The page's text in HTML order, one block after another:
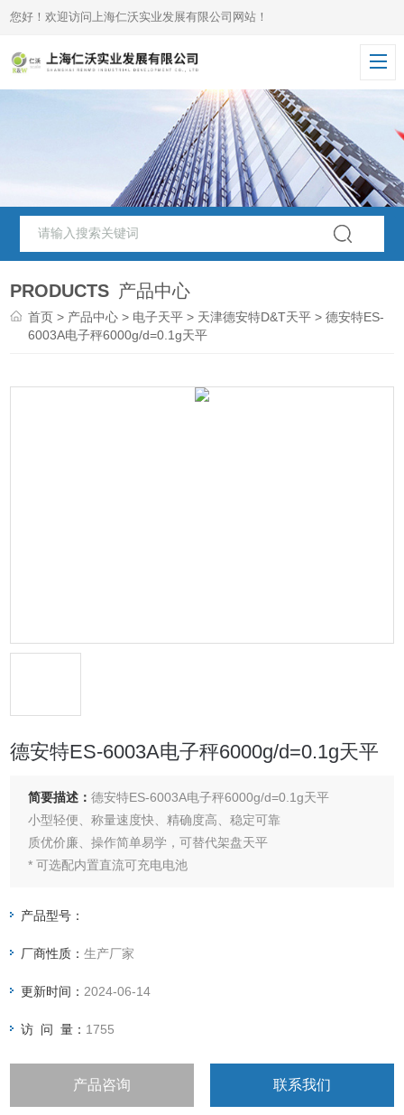
您好！欢迎访问上海仁沃实业发展有限公司网站！
PRODUCTS 产品中心
首页 > 产品中心 > 电子天平 > 天津德安特D&T天平 > 德安特ES-
6003A电子秤6000g/d=0.1g天平
德安特ES-6003A电子秤6000g/d=0.1g天平
简要描述：德安特ES-6003A电子秤6000g/d=0.1g天平
小型轻便、称量速度快、精确度高、稳定可靠
质优价廉、操作简单易学，可替代架盘天平
* 可选配内置直流可充电电池
产品型号：
厂商性质：生产厂家
更新时间： 2024-06-14
访 问 量： 1755
产品咨询 联系我们